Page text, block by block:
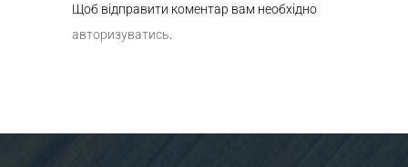
Щоб відправити коментар вам необхідно
авторизуватись